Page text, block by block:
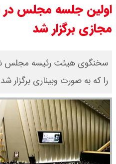
اولین جلسه مجلس
مجازی برگزار شد
سخنگوی هیئت رئیسه مجلس
را که به صورت وبیناری برگزار